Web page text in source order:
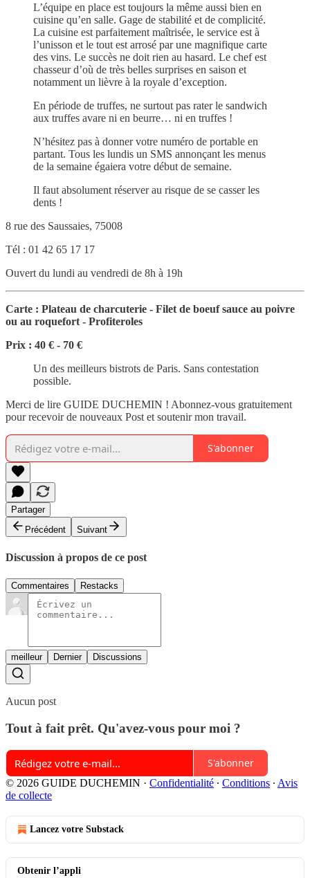
L’équipe en place est toujours la même aussi bien en
cuisine qu’en salle. Gage de stabilité et de complicité.
La cuisine est parfaitement maîtrisée, le service est à
l’unisson et le tout est arrosé par une magnifique carte
des vins. Le succès ne doit rien au hasard. Le chef est
chasseur d’où de très belles surprises en saison et
notamment un lièvre à la royale d’exception.
En période de truffes, ne surtout pas rater le sandwich
aux truffes avare ni en beurre… ni en truffes !
N’hésitez pas à donner votre numéro de portable en
partant. Tous les lundis un SMS annonçant les menus
de la semaine égaiera votre début de semaine.
Il faut absolument réserver au risque de se casser les
dents !
8 rue des Saussaies, 75008
Tél : 01 42 65 17 17
Ouvert du lundi au vendredi de 8h à 19h
Carte : Plateau de charcuterie - Filet de boeuf sauce au poivre
ou au roquefort - Profiteroles
Prix : 40 € - 70 €
Un des meilleurs bistrots de Paris. Sans contestation
possible.
Merci de lire GUIDE DUCHEMIN ! Abonnez-vous gratuitement
pour recevoir de nouveaux Post et soutenir mon travail.
S'abonner
Partager
Précédent
Suivant
Discussion à propos de ce post
Commentaires Restacks
meilleur Dernier Discussions
Aucun post
Tout à fait prêt. Qu'avez-vous pour moi ?
S'abonner
© 2026 GUIDE DUCHEMIN · Confidentialité ∙ Conditions ∙ Avis
de collecte
Lancez votre Substack
Obtenir l’appli